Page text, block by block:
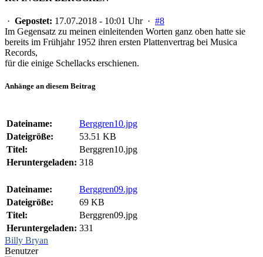
· Gepostet: 17.07.2018 - 10:01 Uhr · #8
Im Gegensatz zu meinen einleitenden Worten ganz oben hatte sie
bereits im Frühjahr 1952 ihren ersten Plattenvertrag bei Musica
Records,
für die einige Schellacks erschienen.
Anhänge an diesem Beitrag
Dateiname:
Berggren10.jpg
Dateigröße:
53.51 KB
Titel:
Berggren10.jpg
Heruntergeladen: 318
Dateiname:
Berggren09.jpg
Dateigröße:
69 KB
Titel:
Berggren09.jpg
Heruntergeladen: 331
Billy Bryan
Benutzer